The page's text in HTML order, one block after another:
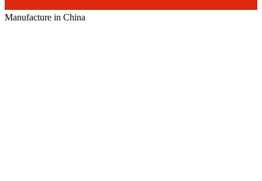
Manufacture in China